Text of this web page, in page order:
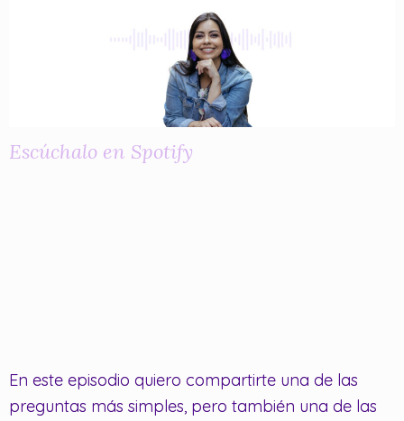
Escúchalo en Spotify
En este episodio quiero compartirte una de las
preguntas más simples, pero también una de las